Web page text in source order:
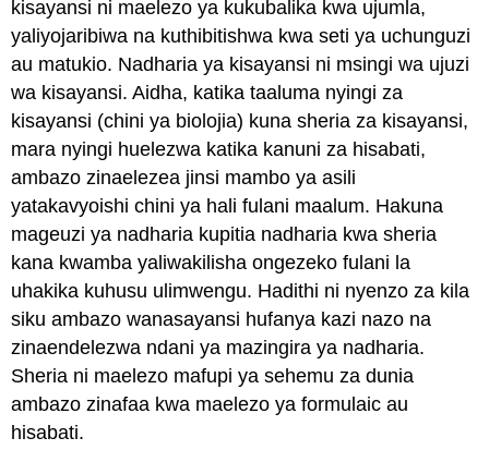
kisayansi ni maelezo ya kukubalika kwa ujumla,
yaliyojaribiwa na kuthibitishwa kwa seti ya uchunguzi
au matukio. Nadharia ya kisayansi ni msingi wa ujuzi
wa kisayansi. Aidha, katika taaluma nyingi za
kisayansi (chini ya biolojia) kuna sheria za kisayansi,
mara nyingi huelezwa katika kanuni za hisabati,
ambazo zinaelezea jinsi mambo ya asili
yatakavyoishi chini ya hali fulani maalum. Hakuna
mageuzi ya nadharia kupitia nadharia kwa sheria
kana kwamba yaliwakilisha ongezeko fulani la
uhakika kuhusu ulimwengu. Hadithi ni nyenzo za kila
siku ambazo wanasayansi hufanya kazi nazo na
zinaendelezwa ndani ya mazingira ya nadharia.
Sheria ni maelezo mafupi ya sehemu za dunia
ambazo zinafaa kwa maelezo ya formulaic au
hisabati.